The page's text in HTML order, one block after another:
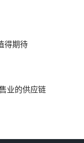
得期待
业的供应链